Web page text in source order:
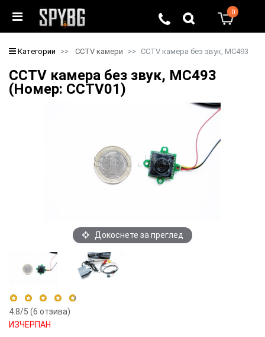
0
Категории CCTV камери CCTV камера без звук, MC493
CCTV камера без звук, MC493
(Номер: CCTV01)
Докоснете за преглед
4.8/5 (6 отзива)
ИЗЧЕРПАН